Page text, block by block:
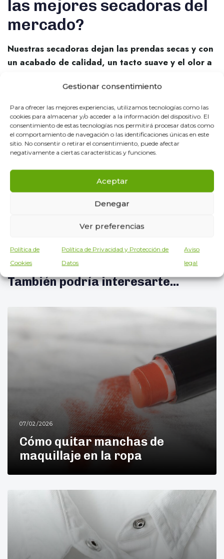
Gestionar consentimiento
Para ofrecer las mejores experiencias, utilizamos tecnologías como las
cookies para almacenar y/o acceder a la información del dispositivo. El
consentimiento de estas tecnologías nos permitirá procesar datos como
el comportamiento de navegación o las identificaciones únicas en este
sitio. No consentir o retirar el consentimiento, puede afectar
negativamente a ciertas características y funciones.
Aceptar
Denegar
Ver preferencias
Política de
Cookies
Política de Privacidad y Protección de
Datos
Aviso
legal
las mejores secadoras del
mercado?
Nuestras secadoras dejan las prendas secas y con
un acabado de calidad, un tacto suave y el olor a
sensorial y personal. Acariciar una prenda, sentir su olor,
notar su suavidad y esponjosidad en la piel.
También podría interesarte...
07/02/2026
Cómo quitar manchas de
maquillaje en la ropa